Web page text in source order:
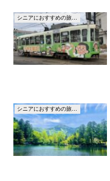
シニアにおすすめの旅先アイデア